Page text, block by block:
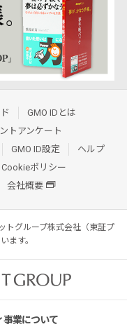
GMO IDとは
トアンケート
GMO ID設定
ヘルプ
Cookieポリシー
会社概要
トグループ株式会社（東証プ
ます。
事業について